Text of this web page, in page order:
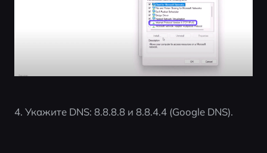
4. Укажите DNS: 8.8.8.8 и 8.8.4.4 (Google DNS).